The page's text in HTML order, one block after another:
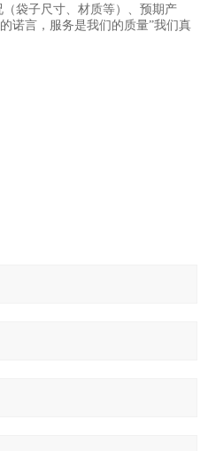
袋子尺寸、材质等）、预期产
诺言，服务是我们的质量”我们真